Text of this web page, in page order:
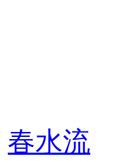
春水流